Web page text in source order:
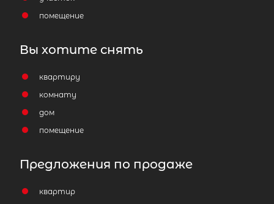
помещение
Вы хотите снять
квартиру
комнату
дом
помещение
Предложения по продаже
квартир